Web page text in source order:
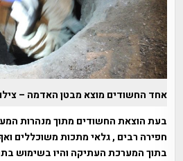
אחד החשודים מוצא מבטן האדמה –
בעת הוצאת החשודים מתוך מנהרות
חפירה רבים , גלאי מתכות משוכללים
בתוך המערכת העתיקה והיו בשימוש